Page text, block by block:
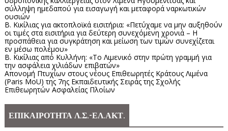
σύλληψη ημεδαπού για εισαγωγή και μεταφορά ναρκωτικών
ουσιών
Β. Κικίλιας για ακτοπλοϊκά εισιτήρια: «Πετύχαμε να μην αυξηθούν
οι τιμές στα εισιτήρια για δεύτερη συνεχόμενη χρονιά – Η
προσπάθεια για συγκράτηση και μείωση των τιμών συνεχίζεται
εν μέσω πολέμου»
Β. Κικίλιας από Κυλλήνη: «Το Λιμενικό στην πρώτη γραμμή για
την ασφάλεια χιλιάδων επιβατών»
Απονομή Πτυχίων στους νέους Επιθεωρητές Κράτους Λιμένα
(Paris MoU) της 7ης Εκπαιδευτικής Σειράς της Σχολής
Επιθεωρητών Ασφαλείας Πλοίων
ΕΠΙΚΑΙΡΟΤΗΤΑ Λ.Σ.-ΕΛ.ΑΚΤ.